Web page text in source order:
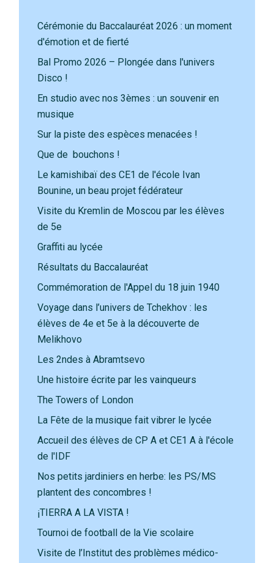
Cérémonie du Baccalauréat 2026 : un moment
d'émotion et de fierté
Bal Promo 2026 – Plongée dans l'univers
Disco !
En studio avec nos 3èmes : un souvenir en
musique
Sur la piste des espèces menacées !
Que de bouchons !
Le kamishibaï des CE1 de l'école Ivan
Bounine, un beau projet fédérateur
Visite du Kremlin de Moscou par les élèves
de 5e
Graffiti au lycée
Résultats du Baccalauréat
Commémoration de l'Appel du 18 juin 1940
Voyage dans l’univers de Tchekhov : les
élèves de 4e et 5e à la découverte de
Melikhovo
Les 2ndes à Abramtsevo
Une histoire écrite par les vainqueurs
The Towers of London
La Fête de la musique fait vibrer le lycée
Accueil des élèves de CP A et CE1 A à l'école
de l'IDF
Nos petits jardiniers en herbe: les PS/MS
plantent des concombres !
¡TIERRA A LA VISTA !
Tournoi de football de la Vie scolaire
Visite de l’Institut des problèmes médico-